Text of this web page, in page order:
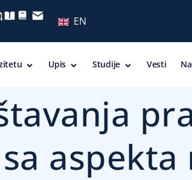
EN
Upis Studije Vesti
aspekta